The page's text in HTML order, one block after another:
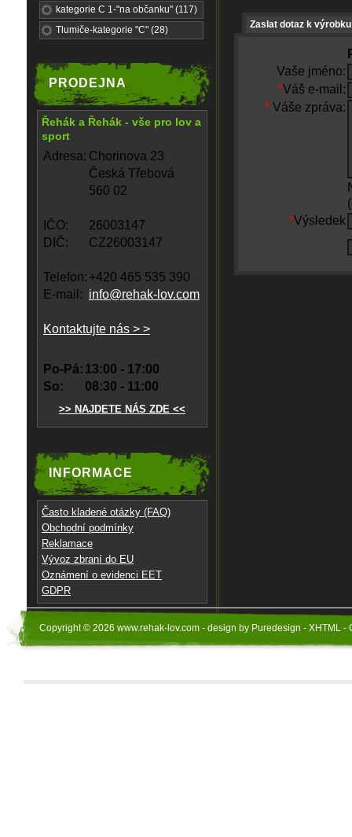
kategorie C 1-"na občanku" (117)
Tlumiče-kategorie "C" (28)
PRODEJNA
Řehák a Řehák - vše pro lov a
sport
Adresa: Chorinova 23
Česká Třebová
560 02
IČO:
26003147
DIČ:
CZ26003147
Telefon: +420 465 535 390
E-mail: info@rehak-lov.com
Kontaktujte nás > >
Po-Pá: 13:00 - 17:00
So:
08:30 - 11:00
>> NAJDETE NÁS ZDE <<
INFORMACE
Často kladené otázky (FAQ)
Obchodní podmínky
Reklamace
Vývoz zbraní do EU
Oznámení o evidenci EET
GDPR
Zaslat dotaz k výrobku
Vaše jméno:
*Váš e-mail:
* Váše zpráva:
*Výsledek
Copyright © 2026 www.rehak-lov.com - design by Puredesign - XHTML -